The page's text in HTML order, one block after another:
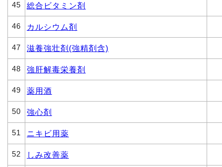
45 総合ビタミン剤
46 カルシウム剤
47 滋養強壮剤(強精剤含)
48 強肝解毒栄養剤
49 薬用酒
50 強心剤
51 ニキビ用薬
52 しみ改善薬